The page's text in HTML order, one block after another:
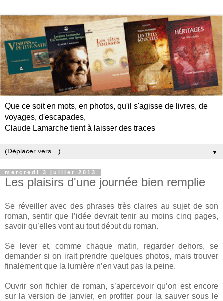
Que ce soit en mots, en photos, qu'il s'agisse de livres, de
voyages, d'escapades,
Claude Lamarche tient à laisser des traces
▼
mercredi 3 juillet 2013
Les plaisirs d'une journée bien remplie
Se réveiller avec des phrases très claires au sujet de son
roman, sentir que l’idée devrait tenir au moins cinq pages,
savoir qu’elles vont au tout début du roman.
Se lever et, comme chaque matin, regarder dehors, se
demander si on irait prendre quelques photos, mais trouver
finalement que la lumière n’en vaut pas la peine.
Ouvrir son fichier de roman, s’apercevoir qu’on est encore
sur la version de janvier, en profiter pour la sauver sous le